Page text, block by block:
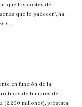
que los costes del
que lo padecen”, ha
en función de la
tipos de tumores de
(2.200 millones), próstata